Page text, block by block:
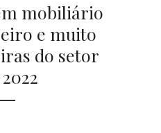
mobiliário
e muito
do setor